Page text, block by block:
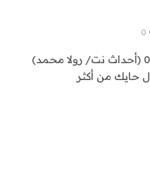
0
الأحد ، 05 مايو 2024 الساعة 03:00 (أحداث نت/ رولا محمد)
حايك من أكثر